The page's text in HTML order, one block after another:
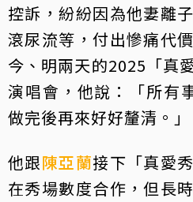
控訴，紛紛因為他妻離
滾尿流等，付出慘痛代
今、明兩天的2025「真
演唱會，他說：「所有
做完後再來好好釐清。」
他跟陳亞蘭接下「真愛
在秀場數度合作，但長